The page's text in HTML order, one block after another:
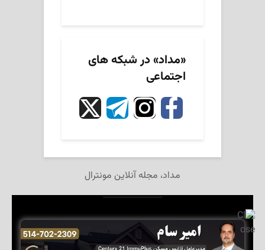
«مداد» در شبکه های
اجتماعی
مداد، مجله آنلاین مونترال
تمام حقوق این وبگاه برای مجله آنلاین «مداد» محفوظ است.